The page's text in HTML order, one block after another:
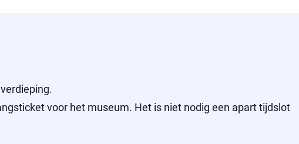
voor het museum. Het is niet nodig een apart tijdslot